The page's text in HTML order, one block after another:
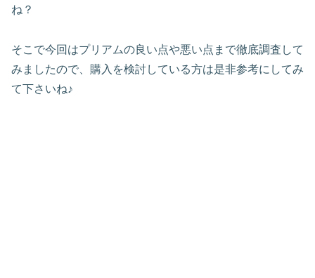
ね？
そこで今回はプリアムの良い点や悪い点まで徹底調査して
みましたので、購入を検討している方は是非参考にしてみ
て下さいね♪